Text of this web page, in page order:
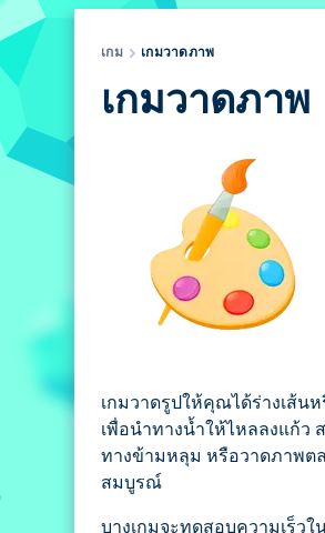
เกม เกมวาดภาพ
เกมวาดภาพ
เกมวาดรูปให้คุณได้ร่างเส้น
เพื่อนำทางน้ำให้ไหลลงแก้ว
ทางข้ามหลุม หรือวาดภาพต
สมบูรณ์
บางเกมจะทดสอบความเร็วใ